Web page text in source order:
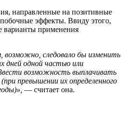
направленные на позитивные
побочные эффекты. Ввиду этого,
варианты применения
возможно, следовало бы изменить
дней одной частью или
возможность выплачивать
превышении их определенного
— считает она.